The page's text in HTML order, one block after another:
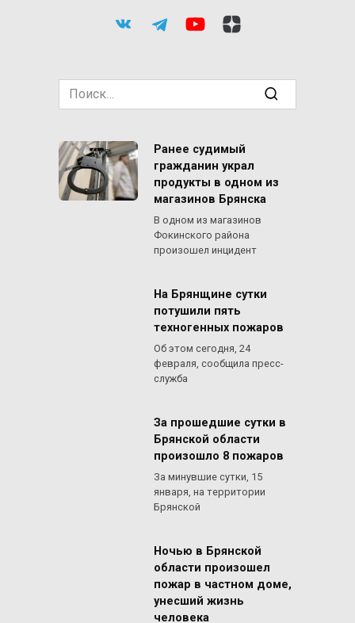
Search
for:
Ранее судимый
гражданин украл
продукты в одном из
магазинов Брянска
В одном из магазинов
Фокинского района
произошел инцидент
На Брянщине сутки
потушили пять
техногенных пожаров
Об этом сегодня, 24
февраля, сообщила пресс-
служба
За прошедшие сутки в
Брянской области
произошло 8 пожаров
За минувшие сутки, 15
января, на территории
Брянской
Ночью в Брянской
области произошел
пожар в частном доме,
унесший жизнь
человека